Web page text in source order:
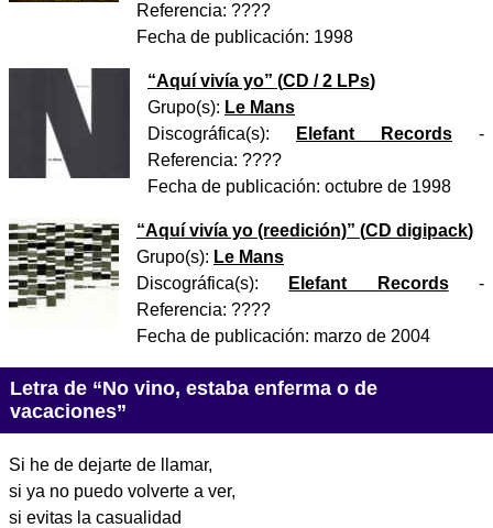
Referencia: ????
Fecha de publicación: 1998
“Aquí vivía yo” (CD / 2 LPs)
Grupo(s): Le Mans
Discográfica(s):
Elefant Records -
Referencia: ????
Fecha de publicación: octubre de 1998
“Aquí vivía yo (reedición)” (CD digipack)
Grupo(s): Le Mans
Discográfica(s):
Elefant Records-
Referencia: ????
Fecha de publicación: marzo de 2004
Letra de “No vino, estaba enferma o de
vacaciones”
Si he de dejarte de llamar,
si ya no puedo volverte a ver,
si evitas la casualidad